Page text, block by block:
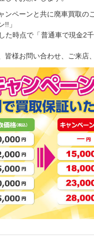
ンペーンと共に廃車買取の
!!」
た時点で「普通車で現金2
皆様お問い合わせ、ご来店